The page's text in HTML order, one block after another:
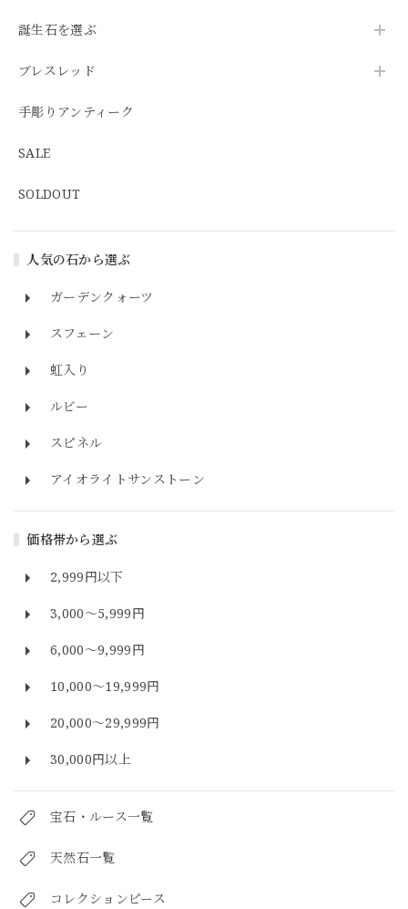
誕生石を選ぶ
ブレスレッド
手彫りアンティーク
SALE
SOLDOUT
人気の石から選ぶ
ガーデンクォーツ
スフェーン
虹入り
ルビー
スピネル
アイオライトサンストーン
価格帯から選ぶ
2,999円以下
3,000～5,999円
6,000～9,999円
10,000～19,999円
20,000～29,999円
30,000円以上
宝石・ルース一覧
天然石一覧
コレクションピース